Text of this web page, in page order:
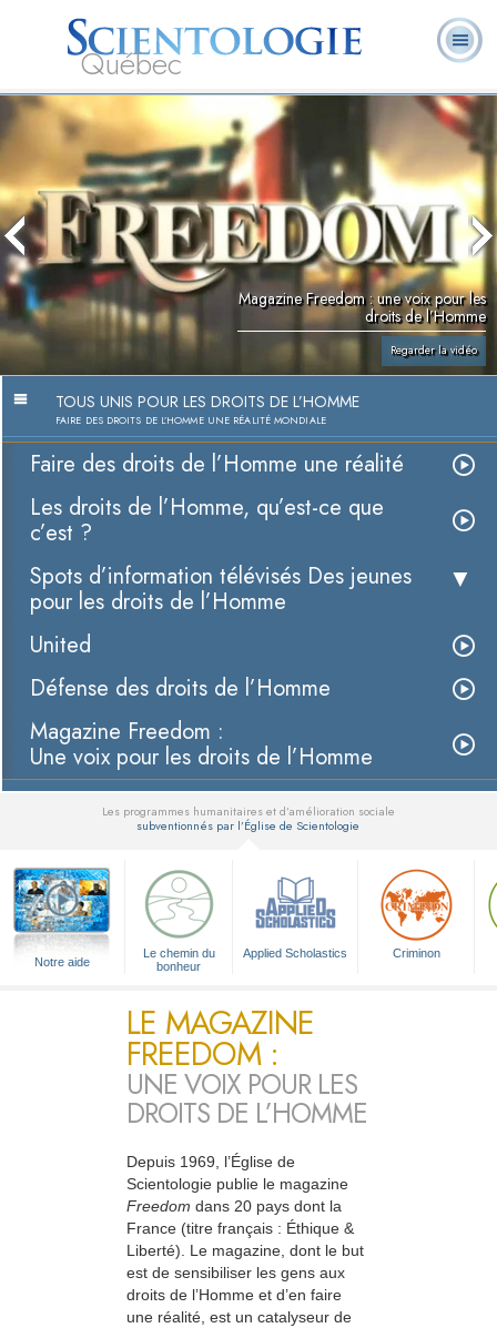
Québec
À
notre
L. Ron Hubbard
Qu’est-ce que la
Scientologie ?
Ministres
volontaires
Foire aux
questions
Livres
Magazine Freedom : une voix pour les
droits de l’Homme
Regarder la vidéo
TOUS UNIS POUR LES DROITS DE L’HOMME
FAIRE DES DROITS DE L’HOMME UNE RÉALITÉ MONDIALE
Faire des droits de l’Homme une réalité
Les droits de l’Homme, qu’est-ce que
c’est ?
Spots d’information télévisés Des jeunes
pour les droits de l’Homme
United
Défense des droits de l’Homme
Magazine Freedom :
Une voix pour les droits de l’Homme
Les programmes humanitaires et d’amélioration sociale
subventionnés par l’Église de Scientologie
Notre aide
Le chemin du
bonheur
Applied Scholastics Criminon
LE MAGAZINE
FREEDOM :
UNE VOIX POUR LES
DROITS DE L’HOMME
Depuis 1969, l’Église de
Scientologie publie le magazine
Freedom dans 20 pays dont la
France (titre français : Éthique &
Liberté). Le magazine, dont le but
est de sensibiliser les gens aux
droits de l’Homme et d’en faire
une réalité, est un catalyseur de